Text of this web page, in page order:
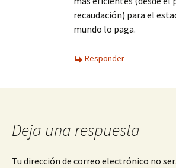
recaudación) para el
mundo lo paga.
Responder
Deja una respuesta
Tu dirección de correo electrónico no